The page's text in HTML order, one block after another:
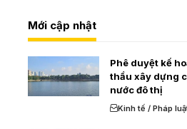
Mới cập nhật
Phê duyệt kế
thầu xây dựng
nước đô thị
Kinh tế / Pháp